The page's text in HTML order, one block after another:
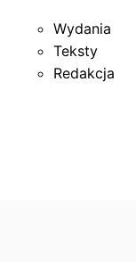
Wydania
Teksty
Redakcja